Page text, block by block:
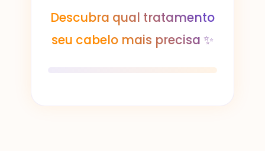
Descubra qual tratamento
seu cabelo mais precisa ✨